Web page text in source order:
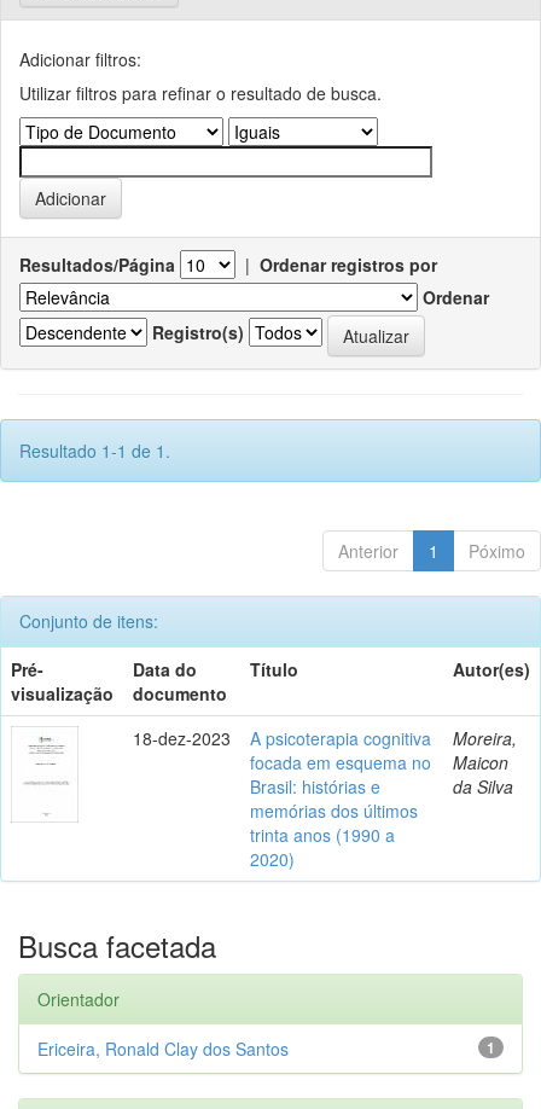
Adicionar filtros:
Utilizar filtros para refinar o resultado de busca.
Resultados/Página | Ordenar registros por
Ordenar
Registro(s)
Resultado 1-1 de 1.
Anterior 1 Póximo
Conjunto de itens:
Pré-
visualização
Data do
documento
Título Autor(es)
18-dez-2023
A psicoterapia cognitiva
focada em esquema no
Brasil: histórias e
memórias dos últimos
trinta anos (1990 a
2020)
Moreira,
Maicon
da Silva
Busca facetada
Orientador
1
Ericeira, Ronald Clay dos Santos